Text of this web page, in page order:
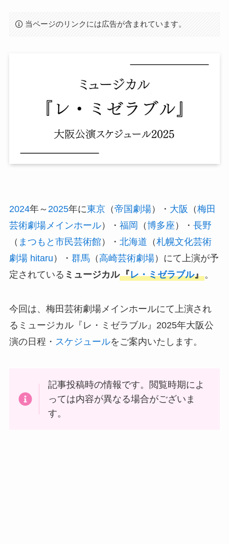
当ページのリンクには広告が含まれています。
2024年～ 2025年に東京（帝国劇場）・ 大阪 （梅田
芸術劇場メインホール）・ 福岡 （博多座 ）・ 長野
（ まつもと市民芸術館）・ 北海道 （札幌文化芸術
劇場 hitaru ）・ 群馬 （高崎芸術劇場）にて上演が予
定されている ミュージカル『レ・ミゼラブル』。
今回は、梅田芸術劇場メインホールにて上演され
るミュージカル『レ・ミゼラブル』2025年大阪公
演の日程・ スケジュールをご案内いたします。
記事投稿時の情報です。閲覧時期によ
っては内容が異なる場合がございま
す。